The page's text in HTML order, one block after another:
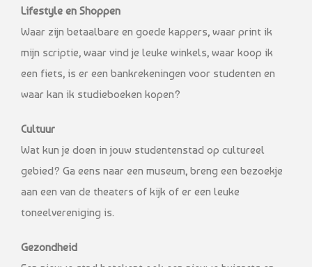
Lifestyle en Shoppen
Waar zijn betaalbare en goede kappers, waar print ik
mijn scriptie, waar vind je leuke winkels, waar koop ik
een fiets, is er een bankrekeningen voor studenten en
waar kan ik studieboeken kopen?
Cultuur
Wat kun je doen in jouw studentenstad op cultureel
gebied? Ga eens naar een museum, breng een bezoekje
aan een van de theaters of kijk of er een leuke
toneelvereniging is.
Gezondheid